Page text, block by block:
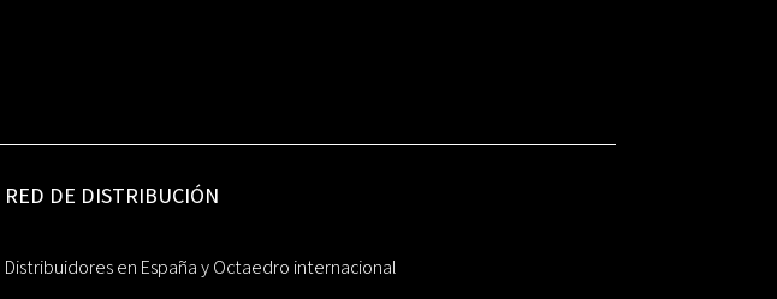
RED DE DISTRIBUCIÓN
Distribuidores en España y Octaedro internacional